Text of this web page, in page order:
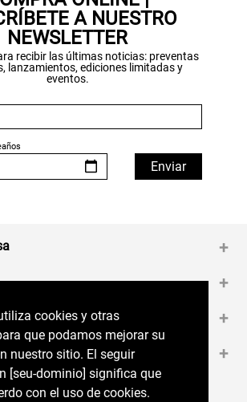
cookies y otras
que podamos mejorar su
nuestro sitio. El seguir
perryellis.cl significa que estás
el uso de cookies.
cookies y otras
que podamos mejorar su
nuestro sitio. El seguir
[seu-dominio] significa que
con el uso de cookies.
A NUESTRO
NEWSLETTER
recibir las últimas noticias: preventas
lanzamientos, ediciones limitadas y
eventos.
+
+
+
+
RRSS